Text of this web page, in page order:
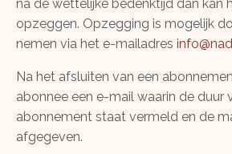
na de wettelijke bedenktijd dan kan
opzeggen. Opzegging is mogelijk
nemen via het e-mailadres
Na het afsluiten van een
abonnee een e-mail waarin de duur
abonnement staat vermeld en de
afgegeven.